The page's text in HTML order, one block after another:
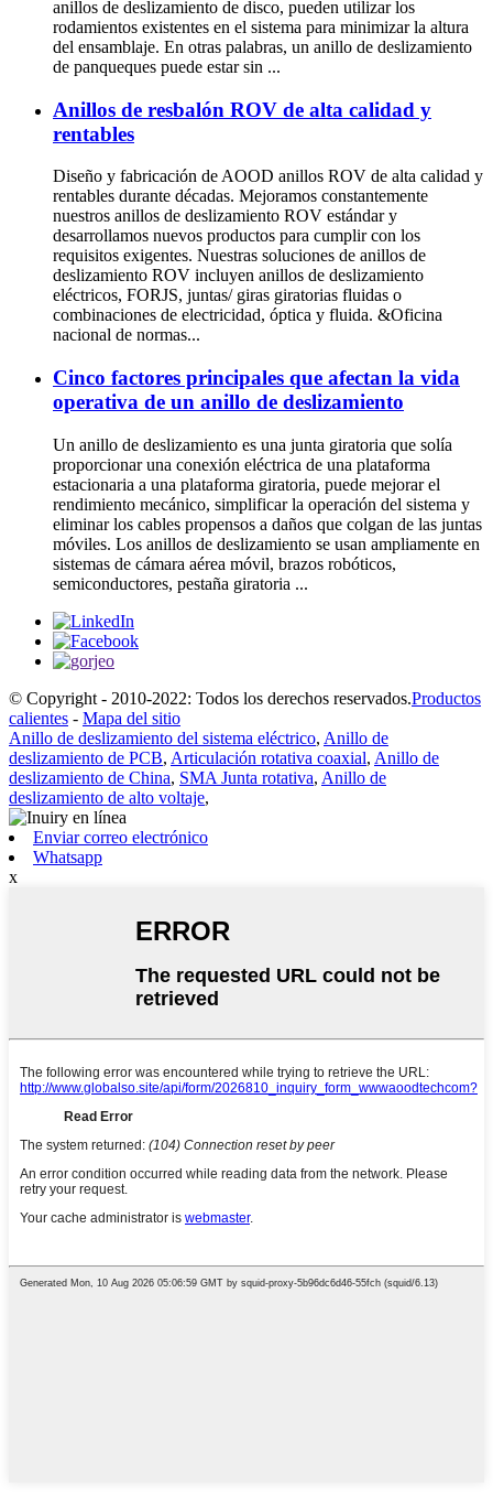
anillos de deslizamiento de disco, pueden utilizar los
rodamientos existentes en el sistema para minimizar la altura
del ensamblaje. En otras palabras, un anillo de deslizamiento
de panqueques puede estar sin ...
Anillos de resbalón ROV de alta calidad y
rentables
Diseño y fabricación de AOOD anillos ROV de alta calidad y
rentables durante décadas. Mejoramos constantemente
nuestros anillos de deslizamiento ROV estándar y
desarrollamos nuevos productos para cumplir con los
requisitos exigentes. Nuestras soluciones de anillos de
deslizamiento ROV incluyen anillos de deslizamiento
eléctricos, FORJS, juntas/ giras giratorias fluidas o
combinaciones de electricidad, óptica y fluida. &Oficina
nacional de normas...
Cinco factores principales que afectan la vida
operativa de un anillo de deslizamiento
Un anillo de deslizamiento es una junta giratoria que solía
proporcionar una conexión eléctrica de una plataforma
estacionaria a una plataforma giratoria, puede mejorar el
rendimiento mecánico, simplificar la operación del sistema y
eliminar los cables propensos a daños que colgan de las juntas
móviles. Los anillos de deslizamiento se usan ampliamente en
sistemas de cámara aérea móvil, brazos robóticos,
semiconductores, pestaña giratoria ...
© Copyright - 2010-2022: Todos los derechos reservados.Productos
calientes - Mapa del sitio
Anillo de deslizamiento del sistema eléctrico, Anillo de
deslizamiento de PCB, Articulación rotativa coaxial, Anillo de
deslizamiento de China, SMA Junta rotativa, Anillo de
deslizamiento de alto voltaje,
Enviar correo electrónico
Whatsapp
x